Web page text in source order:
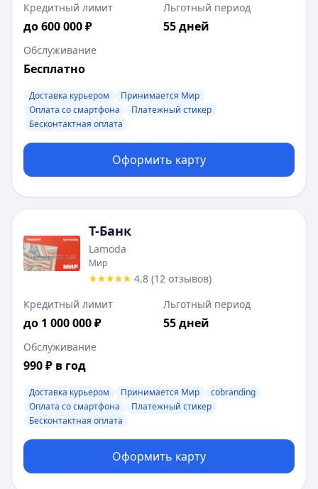
Кредитный лимит
до 600 000 ₽
Льготный период
55 дней
Обслуживание
Бесплатно
Доставка курьером
Принимается Мир
Оплата со смартфона
Платежный стикер
Бесконтактная оплата
Оформить карту
Т-Банк
Lamoda
Мир
4.8 (12 отзывов)
Кредитный лимит
до 1 000 000 ₽
Льготный период
55 дней
Обслуживание
990 ₽ в год
Доставка курьером Принимается Мир
cobranding
Оплата со смартфона
Платежный стикер
Бесконтактная оплата
Оформить карту